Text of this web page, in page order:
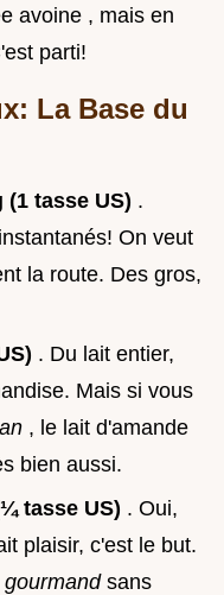
avoine , mais en
parti!
La Base du
tasse US) .
On veut
la route. Des gros,
. Du lait entier,
Mais si vous
, le lait d'amande
bien aussi.
tasse US) . Oui,
plaisir, c'est le but.
sans